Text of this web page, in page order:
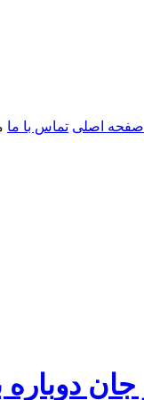
صفحه اصلی تماس با ما